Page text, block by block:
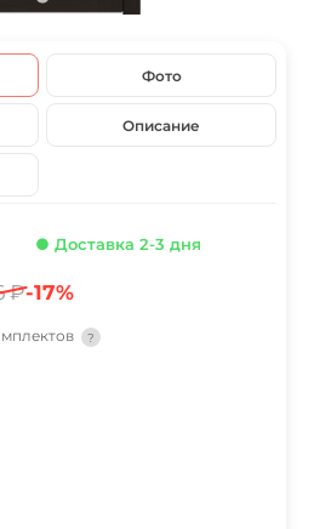
Фото
Описание
● Доставка 2-3 дня
₽-17%
?